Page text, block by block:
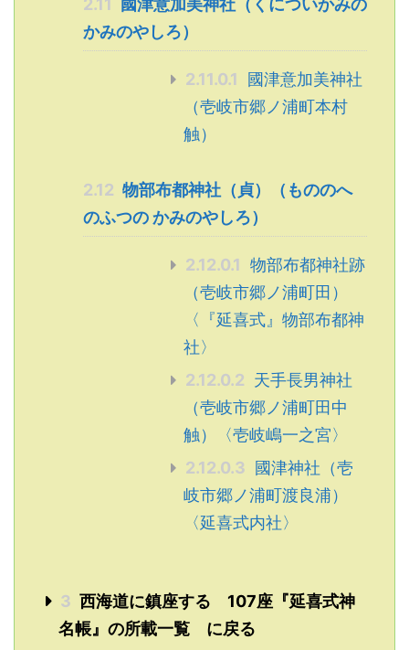
2.11
國津意加美神社（くについかみの
かみのやしろ）
2.11.0.1
國津意加美神社
（壱岐市郷ノ浦町本村
触）
2.12 物部布都神社（貞）（もののへ
のふつの かみのやしろ）
2.12.0.1
物部布都神社跡
（壱岐市郷ノ浦町田）
〈『延喜式』物部布都神
社〉
2.12.0.2 天手長男神社
（壱岐市郷ノ浦町田中
触）〈壱岐嶋一之宮〉
2.12.0.3
國津神社（壱
岐市郷ノ浦町渡良浦）
〈延喜式内社〉
3 西海道に鎮座する 107座『延喜式神
名帳』の所載一覧 に戻る